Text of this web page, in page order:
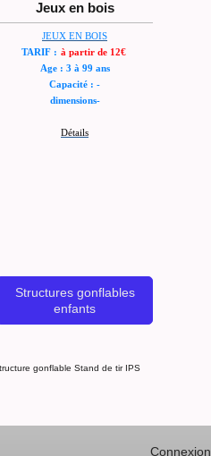
Jeux en bois
JEUX EN BOIS
TARIF : à partir de 12€
Age : 3 à 99 ans
Capacité : -
dimensions-
Détails
Structures gonflables
enfants
gonflable Stand de tir IPS
Connexion